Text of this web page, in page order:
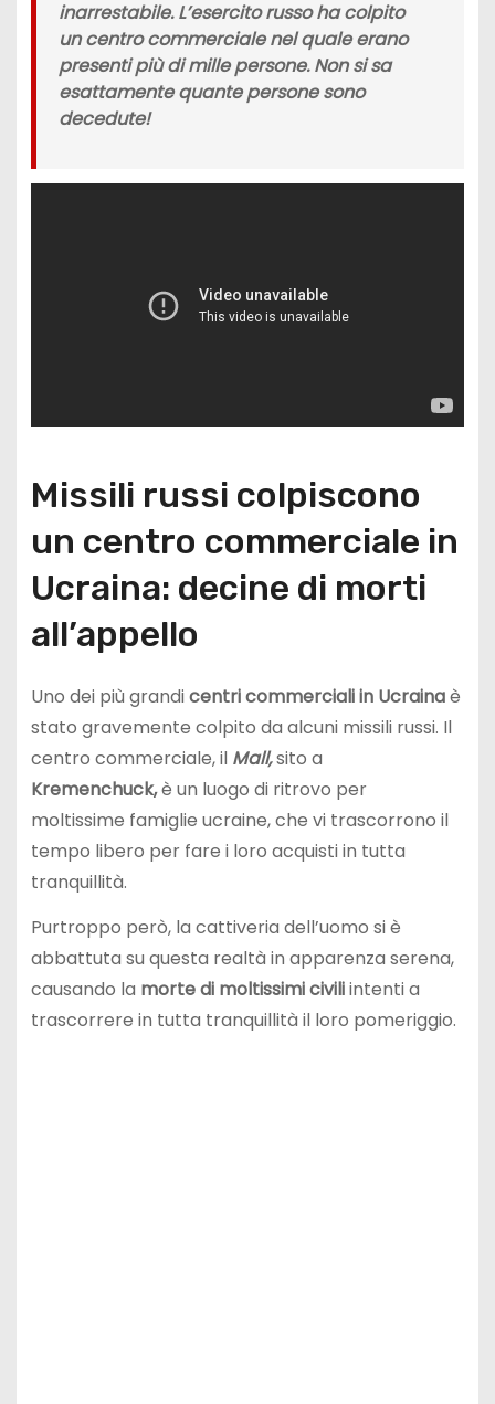
inarrestabile. L’esercito russo ha colpito
un centro commerciale nel quale erano
presenti più di mille persone. Non si sa
esattamente quante persone sono
decedute!
Missili russi colpiscono
un centro commerciale in
Ucraina: decine di morti
all’appello
Uno dei più grandicentri commerciali in Ucrainaè
stato gravemente colpito da alcuni missili russi. Il
centro commerciale, il Mall,sito a
Kremenchuck,è un luogo di ritrovo per
moltissime famiglie ucraine, che vi trascorrono il
tempo libero per fare i loro acquisti in tutta
tranquillità.
Purtroppo però, la cattiveria dell’uomo si è
abbattuta su questa realtà in apparenza serena,
causando la morte di moltissimi civiliintenti a
trascorrere in tutta tranquillità il loro pomeriggio.